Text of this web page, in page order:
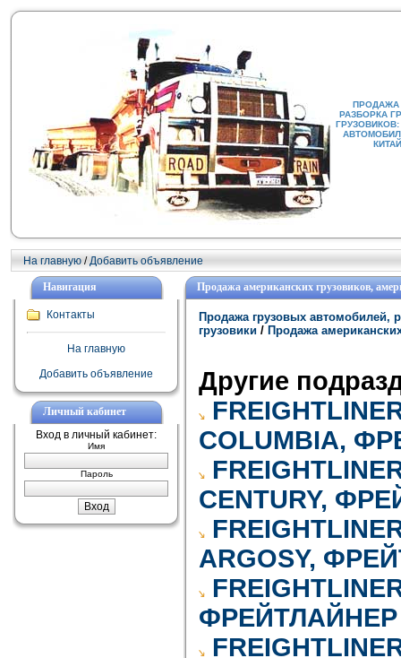
ПРОДАЖА
РАЗБОРКА
На главную /Добавить объявление
Навигация
Контакты
На главную
Добавить объявление
Личный кабинет
Вход в личный кабинет:
Имя
Пароль
Продажа американских грузовиков,
Продажа грузовых автомобилей,
грузовики / Продажа
Другие
COLUMBIA,
CENTURY,
ARGOSY,
ФРЕЙТЛАЙНЕР